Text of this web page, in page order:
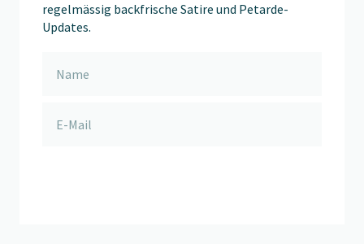
regelmässig backfrische Satire und Petarde-
Updates.